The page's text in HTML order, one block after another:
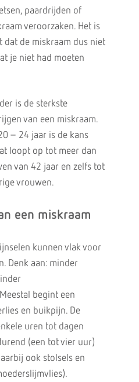
paardrijden of
veroorzaken. Het is
dat de miskraam dus niet
je niet had moeten
is de sterkste
van een miskraam.
– 24 jaar is de kans
loopt op tot meer dan
van 42 jaar en zelfs tot
vrouwen.
een miskraam
kunnen vlak voor
Denk aan: minder
begint een
en buikpijn. De
uren tot dagen
(een tot vier uur)
ook stolsels en